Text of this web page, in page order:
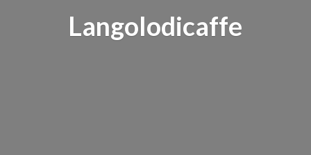
Langolodicaffe